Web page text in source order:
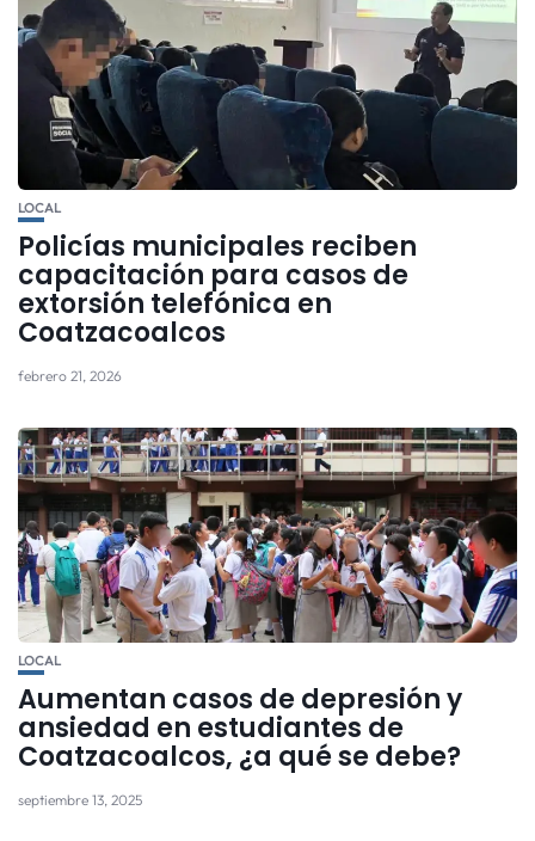
LOCAL
Policías municipales reciben
capacitación para casos de
extorsión telefónica en
Coatzacoalcos
febrero 21, 2026
LOCAL
Aumentan casos de depresión y
ansiedad en estudiantes de
Coatzacoalcos, ¿a qué se debe?
septiembre 13, 2025